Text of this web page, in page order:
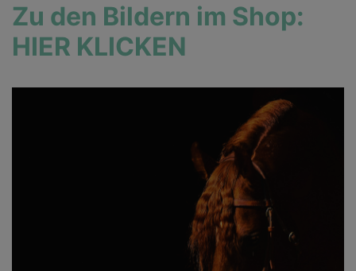
Zu den Bildern im Shop:
HIER KLICKEN